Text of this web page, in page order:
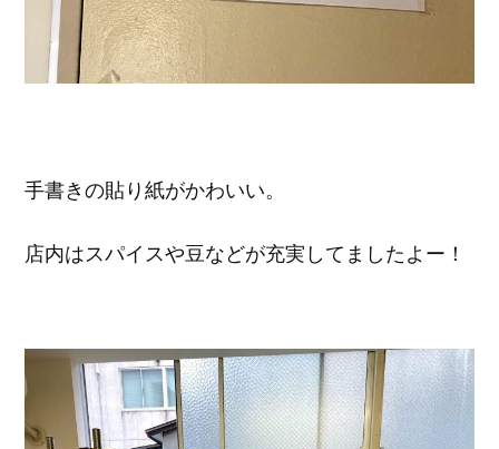
手書きの貼り紙がかわいい。
店内はスパイスや豆などが充実してましたよー！